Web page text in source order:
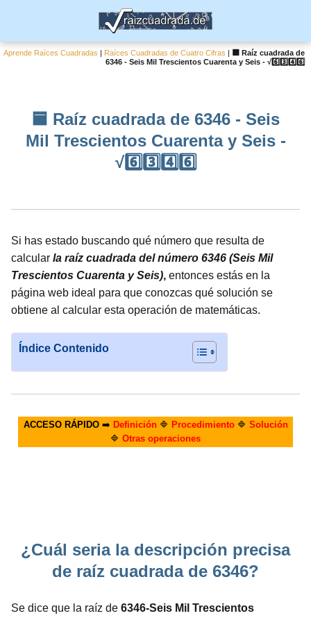
Aprende Raíces Cuadradas | Raíces Cuadradas de Cuatro Cifras |
🟦 Raíz cuadrada de
6346 - Seis Mil Trescientos Cuarenta y Seis - √6️⃣3️⃣4️⃣6️⃣
🟦 Raíz cuadrada de 6346 - Seis
Mil Trescientos Cuarenta y Seis -
√6️⃣3️⃣4️⃣6️⃣
Si has estado buscando qué número que resulta de
calcular la raíz cuadrada del número 6346 (Seis Mil
Trescientos Cuarenta y Seis), entonces estás en la
página web ideal para que conozcas qué solución se
obtiene al calcular esta operación de matemáticas.
Índice Contenido
ACCESO RÁPIDO➡️ Definición🔷 Procedimiento🔷 Solución
🔷 Otras operaciones
¿Cuál seria la descripción precisa
de raíz cuadrada de 6346?
Se dice que la raíz de 6346-Seis Mil Trescientos